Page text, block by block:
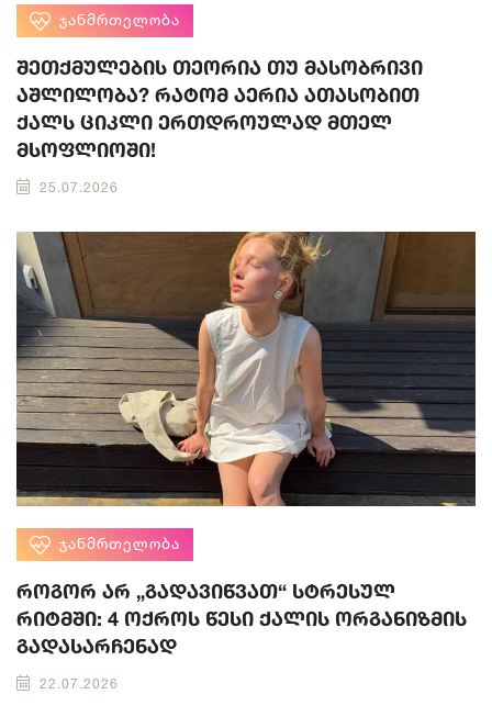
ᲯᲐᲜᲛᲠᲗᲔᲚᲝᲑᲐ
შეთქმულების თეორია თუ მასობრივი
აშლილობა? რატომ აერია ათასობით
ქალს ციკლი ერთდროულად მთელ
მსოფლიოში!
25.07.2026
ᲯᲐᲜᲛᲠᲗᲔᲚᲝᲑᲐ
როგორ არ „გადავიწვათ“ სტრესულ
რიტმში: 4 ოქროს წესი ქალის ორგანიზმის
გადასარჩენად
22.07.2026